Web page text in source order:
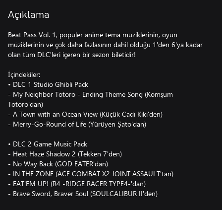
Açıklama
Beat Pass Vol. 1, popüler anime tema müziklerinin, oyun
müziklerinin ve çok daha fazlasının dahil olduğu 1'den 6'ya kadar
olan tüm DLC'leri içeren bir sezon biletidir!
İçindekiler:
• DLC 1 Studio Ghibli Pack
- My Neighbor Totoro - Ending Theme Song (Komşum
Totoro'dan)
- A Town with an Ocean View (Küçük Cadı Kiki'den)
- Merry-Go-Round of Life (Yürüyen Şato'dan)
• DLC 2 Game Music Pack
- Heat Haze Shadow 2 (Tekken 7'den)
- No Way Back (GOD EATER'dan)
- IN THE ZONE (ACE COMBAT X2 JOINT ASSAULT'tan)
- EAT'EM UP! (R4 -RIDGE RACER TYPE4-'dan)
- Brave Sword, Braver Soul (SOULCALIBUR II'den)